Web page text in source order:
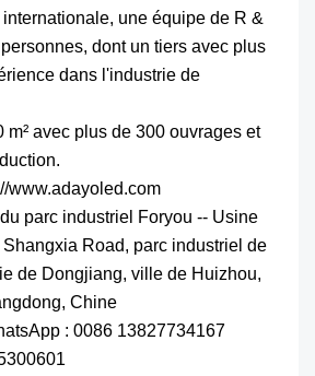
une équipe de R &
dont un tiers avec plus
dans l'industrie de
m² avec plus de 300 ouvrages et
www.adayoled.com
parc industriel Foryou -- Usine
Shangxia Road, parc industriel de
de Dongjiang, ville de Huizhou,
Chine
: 0086 13827734167